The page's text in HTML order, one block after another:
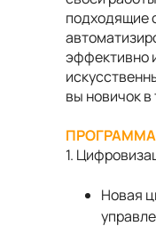
подходящие
эффективно
вы новичок в
1.
Новая